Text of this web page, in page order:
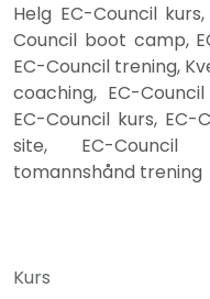
Helg EC-Council
Council boot camp,
EC-Council trening,
coaching, EC-
EC-Council kurs, EC-
site, EC-Council
tomannshånd trening
Kurs